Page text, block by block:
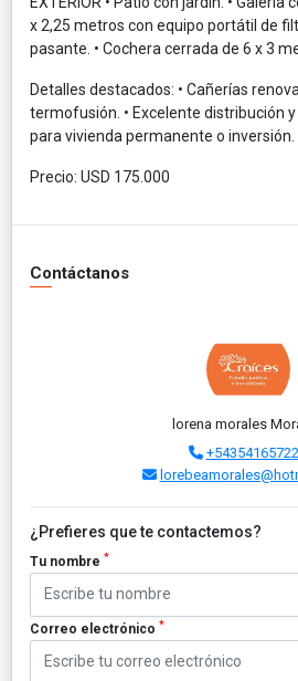
x 2,25 metros con equipo portátil de
pasante. • Cochera cerrada de 6 x 3
Detalles destacados: • Cañerías
termofusión. • Excelente distribución y
para vivienda permanente o inversión.
Precio: USD 175.000
Contáctanos
lorena morales
¿Prefieres que te contactemos?
Tu nombre *
Correo electrónico *